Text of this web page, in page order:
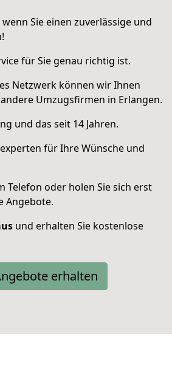
wenn Sie einen zuverlässige und
für Sie genau richtig ist.
Netzwerk können wir Ihnen
Umzugsfirmen in Erlangen.
und das seit 14 Jahren.
für Ihre Wünsche und
Telefon oder holen Sie sich erst
Angebote.
und erhalten Sie kostenlose
erhalten